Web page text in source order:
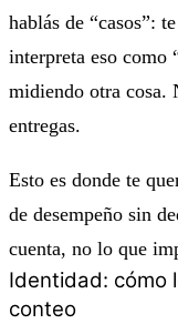
hablás de “casos”:
interpreta eso como
midiendo otra cosa.
entregas.
Esto es donde te
de desempeño sin
cuenta, no lo que
Identidad: cómo
conteo